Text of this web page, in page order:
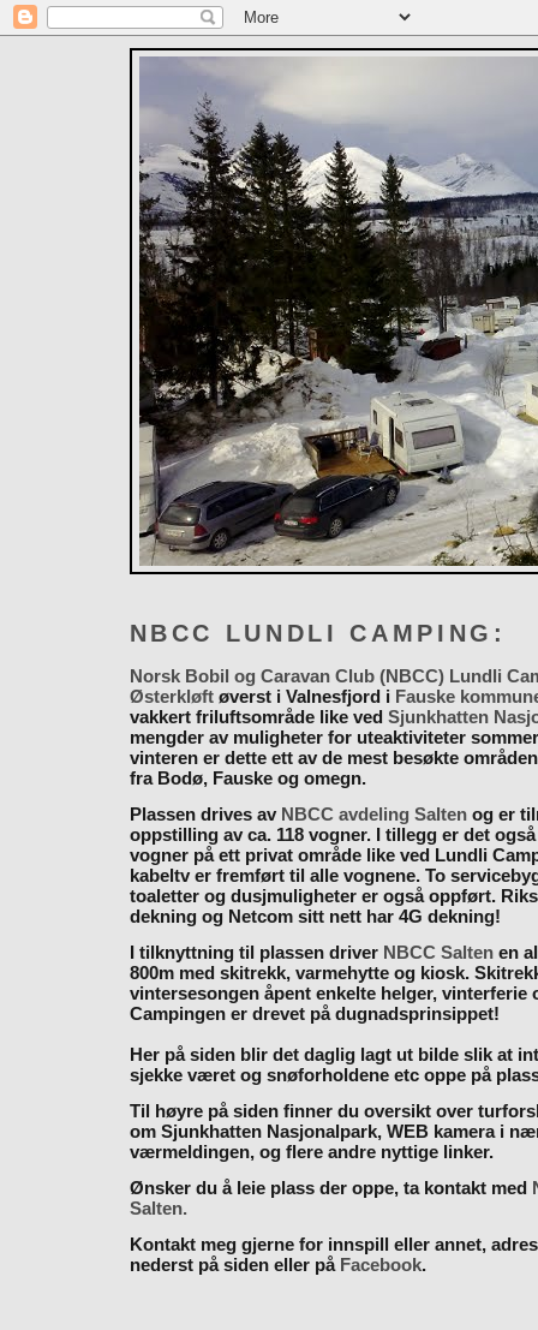
NBCC LUNDLI CAMPING:
Norsk Bobil og Caravan Club (NBCC) Lundli
Østerkløftøverst i Valnesfjord i Fauske
vakkert friluftsområde like ved Sjunkhatten
mengder av muligheter for uteaktiviteter
vinteren er dette ett av de mest besøkte
fra Bodø, Fauske og omegn.
Plassen drives av NBCC avdeling Saltenog er
oppstilling av ca. 118 vogner. I tillegg er det
vogner på ett privat område like ved Lundli
kabeltv er fremført til alle vognene. To
toaletter og dusjmuligheter er også oppført.
dekning og Netcom sitt nett har 4G dekning!
I tilknyttning til plassen driver NBCC Saltenen
800m med skitrekk, varmehytte og kiosk.
vintersesongen åpent enkelte helger, vinterferie
Campingen er drevet på dugnadsprinsippet!
Her på siden blir det daglig lagt ut bilde slik at
sjekke været og snøforholdene etc oppe på
Til høyre på siden finner du oversikt over
om Sjunkhatten Nasjonalpark, WEB kamera i
værmeldingen, og flere andre nyttige linker.
Ønsker du å leie plass der oppe, ta kontakt med
Salten.
Kontakt meg gjerne for innspill eller annet,
nederst på siden eller på Facebook.